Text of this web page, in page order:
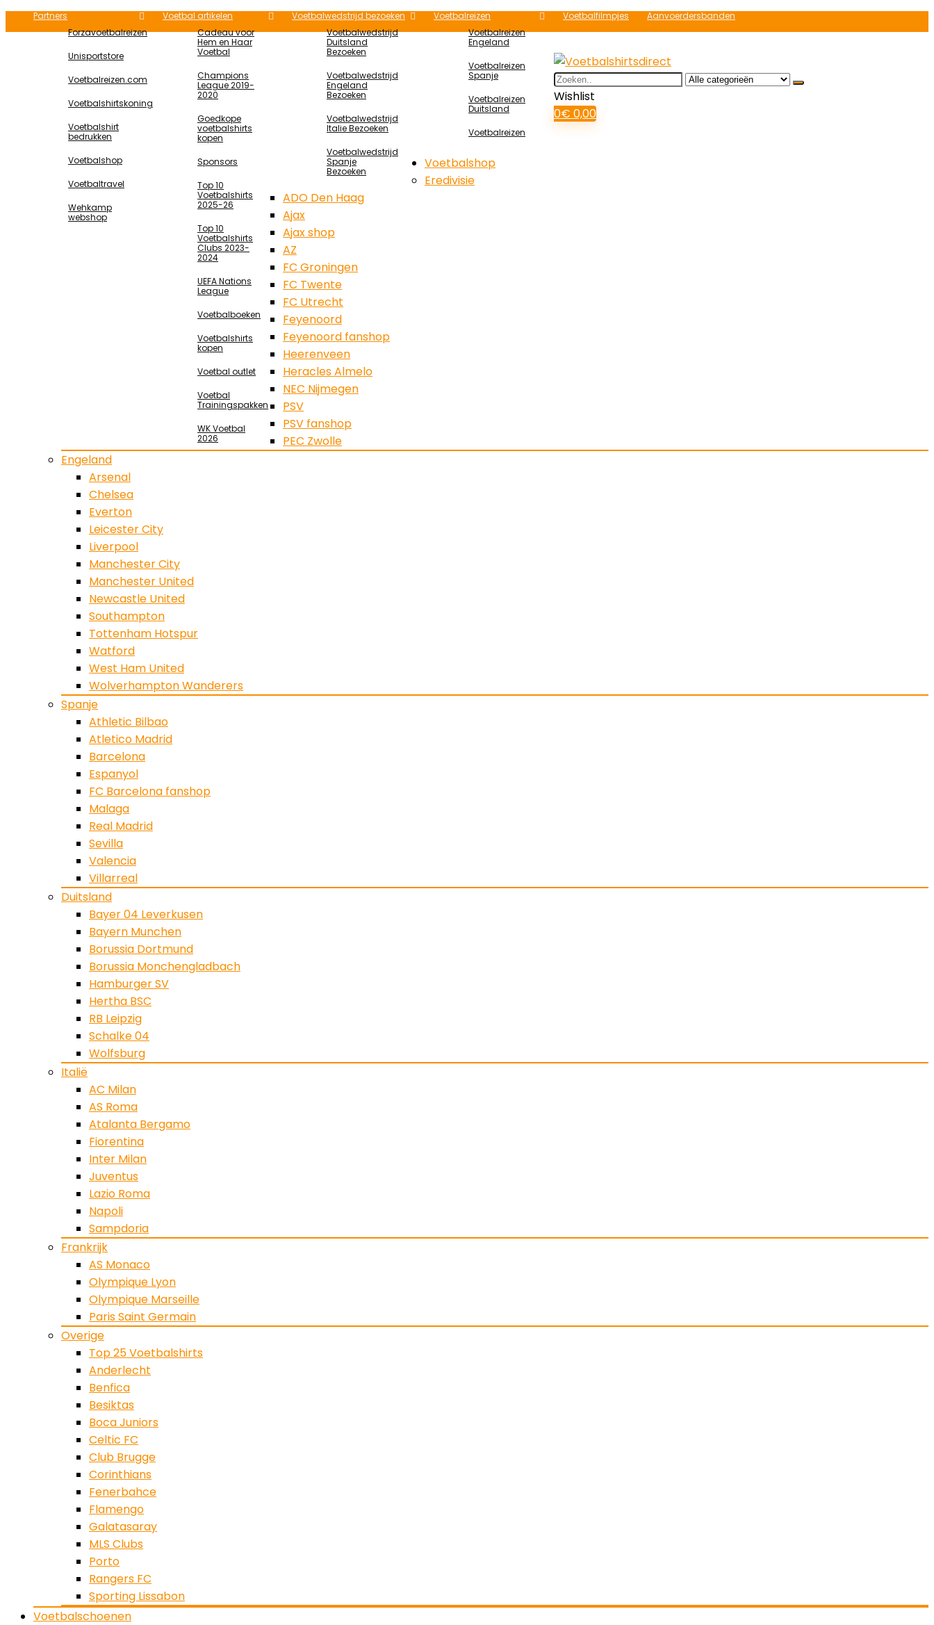
Partners
Forzavoetbalreizen
Unisportstore
Voetbalreizen.com
Voetbalshirtskoning
Voetbalshirt
bedrukken
Voetbalshop
Voetbaltravel
Wehkamp
webshop
Voetbal artikelen
Cadeau voor
Hem en Haar
Voetbal
Champions
League 2019-
2020
Goedkope
voetbalshirts
kopen
Sponsors
Top 10
Voetbalshirts
2025-26
Top 10
Voetbalshirts
Clubs 2023-
2024
UEFA Nations
League
Voetbalboeken
Voetbalshirts
kopen
Voetbal outlet
Voetbal
Trainingspakken
WK Voetbal
2026
Voetbalwedstrijd bezoeken
Voetbalwedstrijd
Duitsland
Bezoeken
Voetbalwedstrijd
Engeland
Bezoeken
Voetbalwedstrijd
Italie Bezoeken
Voetbalwedstrijd
Spanje
Bezoeken
Voetbalreizen
Voetbalreizen
Engeland
Voetbalreizen
Spanje
Voetbalreizen
Duitsland
Voetbalreizen
Voetbalfilmpjes Aanvoerdersbanden
Search
for:
Wishlist
0€ 0,00
Voetbalshop
Eredivisie
ADO Den Haag
Ajax
Ajax shop
AZ
FC Groningen
FC Twente
FC Utrecht
Feyenoord
Feyenoord fanshop
Heerenveen
Heracles Almelo
NEC Nijmegen
PSV
PSV fanshop
PEC Zwolle
Engeland
Arsenal
Chelsea
Everton
Leicester City
Liverpool
Manchester City
Manchester United
Newcastle United
Southampton
Tottenham Hotspur
Watford
West Ham United
Wolverhampton Wanderers
Spanje
Athletic Bilbao
Atletico Madrid
Barcelona
Espanyol
FC Barcelona fanshop
Malaga
Real Madrid
Sevilla
Valencia
Villarreal
Duitsland
Bayer 04 Leverkusen
Bayern Munchen
Borussia Dortmund
Borussia Monchengladbach
Hamburger SV
Hertha BSC
RB Leipzig
Schalke 04
Wolfsburg
Italië
AC Milan
AS Roma
Atalanta Bergamo
Fiorentina
Inter Milan
Juventus
Lazio Roma
Napoli
Sampdoria
Frankrijk
AS Monaco
Olympique Lyon
Olympique Marseille
Paris Saint Germain
Overige
Top 25 Voetbalshirts
Anderlecht
Benfica
Besiktas
Boca Juniors
Celtic FC
Club Brugge
Corinthians
Fenerbahce
Flamengo
Galatasaray
MLS Clubs
Porto
Rangers FC
Sporting Lissabon
Voetbalschoenen